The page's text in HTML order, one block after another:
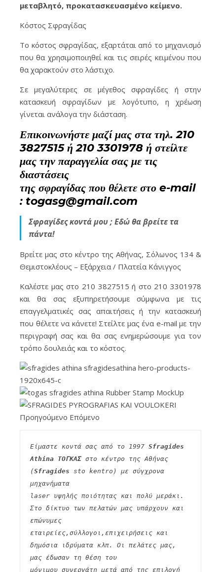
μεταβλητό, προκατασκευασμένο κείμενο.
Κόστος Σφραγίδας
Το κόστος σφραγίδας, εξαρτάται από το μηχανισμό
που θα χρησιμοποιηθεί και τις σειρές κειμένου που
θα χαρακτούν στο λάστιχο.
Σε μεγαλύτερες σε μέγεθος σφραγίδες ή στην
κατασκευή σφραγίδων με λογότυπο, η χρέωση
γίνεται ανάλογα την διάσταση.
Επικοινωνήστε μαζί μας στα τηλ. 210
3827515 ή 210 3301978 ή στείλτε
μας την παραγγελία σας με τις
διαστάσεις
της σφραγίδας που θέλετε στο e-mail
: togasg@gmail.com
Σφραγίδες κοντά μου ; Εδώ θα βρείτε τα
πάντα!
Βρείτε μας στο κέντρο της Αθήνας, Σόλωνος 134 &
Θεμιστοκλέους – Εξάρχεια / Πλατεία Κάνιγγος
Καλέστε μας στο 210 3827515 ή στο 210 3301978
και θα σας εξυπηρετήσουμε σύμφωνα με τις
επαγγελματικές σας απαιτήσεις ή την κατασκευή
που θέλετε να κάνετε! Στείλτε μας ένα e-mail με την
περιγραφή σας και θα σας ενημερώσουμε για τον
τρόπο δουλειάς και το κόστος.
Προηγούμενο Επόμενο
Είμαστε κοντά σας από το 1997 Sfragides
Athina ΤΟΓΚΑΣ στο κέντρο της Αθήνας
(Sfragides sto kentro) με σύγχρονα
μηχανήματα
laser υψηλής ποιότητας και πολύ μεράκι.
Στο δίκτυο των πελατών μας υπάρχουν και
επώνυμες
εταιρείες,σύλλογοι,επιχειρήσεις και
δημόσια ιδρύματα κλπ. Οι πελάτες μας,
μας έδωσαν τη θέση του
μόνιμου συνεργάτη μετά από της επιλογή